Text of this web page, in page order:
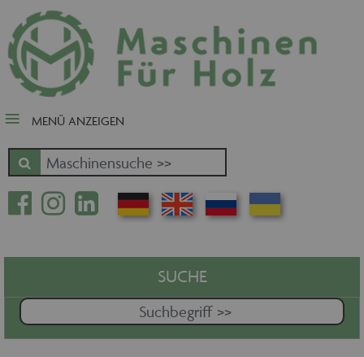
close Submenü
Nach Fertigungsschwerpunkt
Schnäppchen
Zuschnitt - Sägen
Kantenbearbeitung
Fräsen - Bohren - Hobeln - CNC
Oberfläche
Massivholz
Handling - Transportieren -
Stapeln - Verpacken etc.
Absaugen - Versorgen -
MENÜ ANZEIGEN
SUCHE